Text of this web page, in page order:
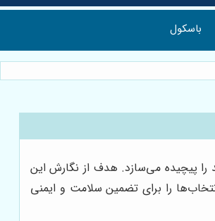
باسکول
را پیچیده می‌سازد. هدف از نگارش این
را برای تضمین سلامت و ایمنی